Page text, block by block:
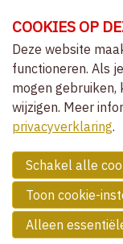
links
over
Spring
naar
de
navigatie
naar
de
inhoud
COOKIES OP
Deze website
functioneren. Als
mogen gebruiken,
wijzigen. Meer
privacyverklaring.
Schakel alle
Toon cookie-
Alleen